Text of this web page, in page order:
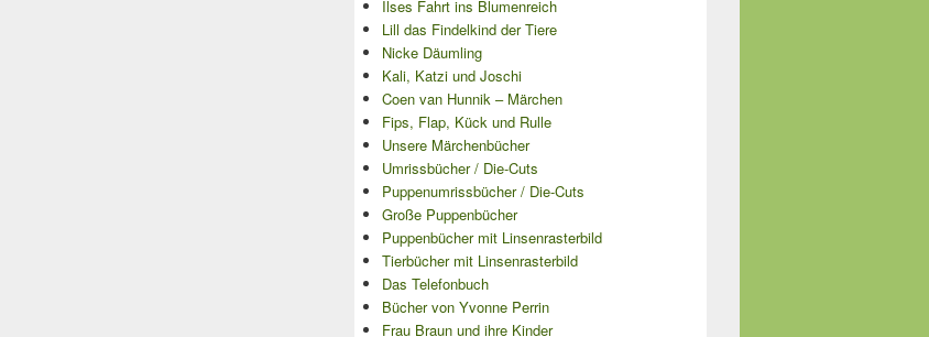
Ilses Fahrt ins Blumenreich
Lill das Findelkind der Tiere
Nicke Däumling
Kali, Katzi und Joschi
Coen van Hunnik – Märchen
Fips, Flap, Kück und Rulle
Unsere Märchenbücher
Umrissbücher / Die-Cuts
Puppenumrissbücher / Die-Cuts
Große Puppenbücher
Puppenbücher mit Linsenrasterbild
Tierbücher mit Linsenrasterbild
Das Telefonbuch
Bücher von Yvonne Perrin
Frau Braun und ihre Kinder